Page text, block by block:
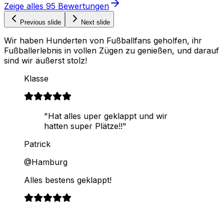
Zeige alles 95 Bewertungen
Previous slide Next slide
Wir haben Hunderten von Fußballfans geholfen, ihr
Fußballerlebnis in vollen Zügen zu genießen, und darauf
sind wir äußerst stolz!
Klasse
"Hat alles uper geklappt und wir
hatten super Plätze!!"
Patrick
@Hamburg
Alles bestens geklappt!